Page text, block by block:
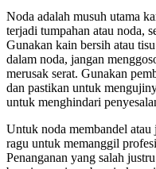
Noda adalah musuh utama
terjadi tumpahan atau noda,
Gunakan kain bersih atau
dalam noda, jangan
merusak serat. Gunakan
dan pastikan untuk
untuk menghindari
Untuk noda membandel
ragu untuk memanggil
Penanganan yang salah